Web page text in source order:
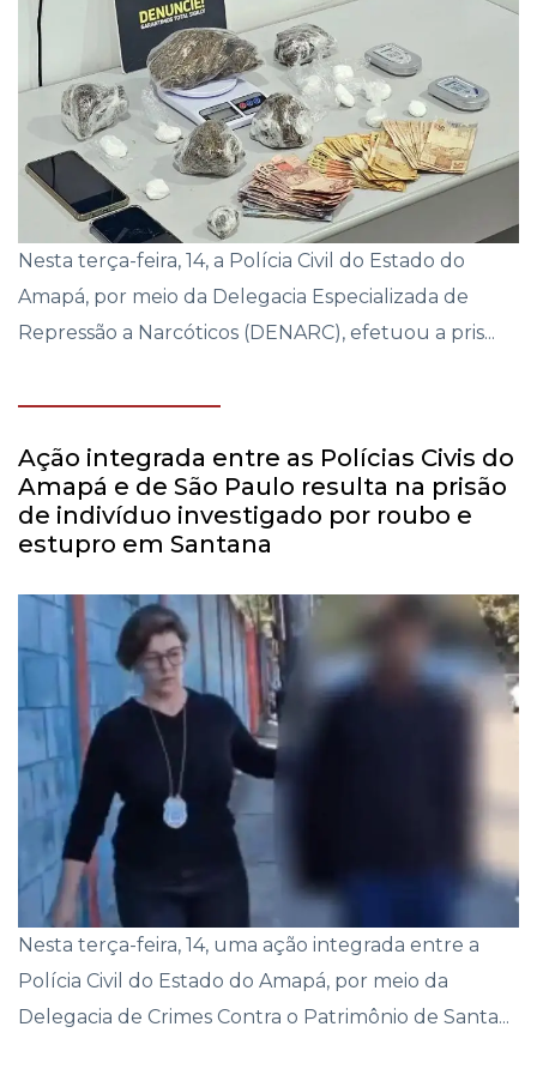
Nesta terça-feira, 14, a Polícia Civil do Estado do
Amapá, por meio da Delegacia Especializada de
Repressão a Narcóticos (DENARC), efetuou a pris...
Ação integrada entre as Polícias Civis do
Amapá e de São Paulo resulta na prisão
de indivíduo investigado por roubo e
estupro em Santana
Nesta terça-feira, 14, uma ação integrada entre a
Polícia Civil do Estado do Amapá, por meio da
Delegacia de Crimes Contra o Patrimônio de Santa...